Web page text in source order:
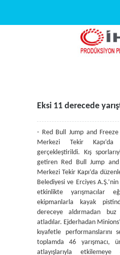
Eksi 11 derecede
- Red Bull Jump and
Merkezi Tekir
gerçekleştirildi. Kış
getiren Red Bull Jump and
Merkezi Tekir Kapı’da
Belediyesi ve Erciyes
etkinlikte yarışmacılar
ekipmanlarla kayak
dereceye aldırmadan
atladılar. Ejderhadan
kıyafetle performanslarını
toplamda 46 yarışmacı,
atlayışlarıyla